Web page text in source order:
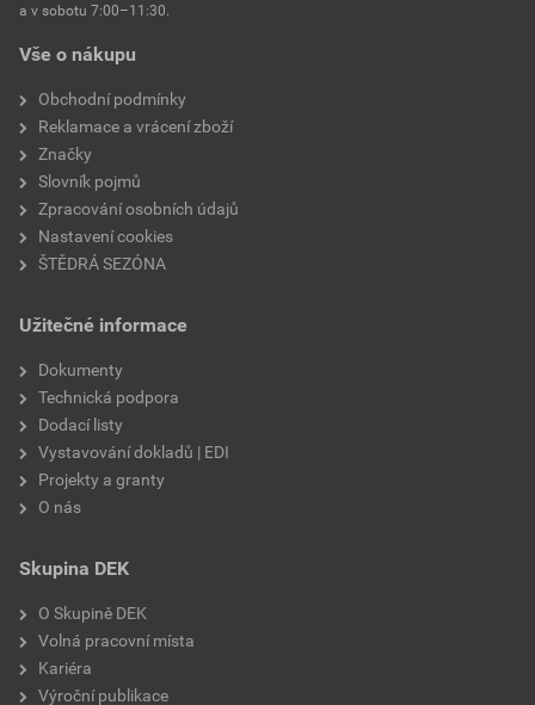
výrobce
Vše o nákupu
Obchodní podmínky
Reklamace a vrácení zboží
Značky
Slovník pojmů
Zpracování osobních údajů
Nastavení cookies
ŠTĚDRÁ SEZÓNA
Užitečné informace
Dokumenty
Technická podpora
Dodací listy
Vystavování dokladů | EDI
Projekty a granty
O nás
Skupina DEK
O Skupině DEK
Volná pracovní místa
Kariéra
Výroční publikace
a v sobotu 7:00–11:30.